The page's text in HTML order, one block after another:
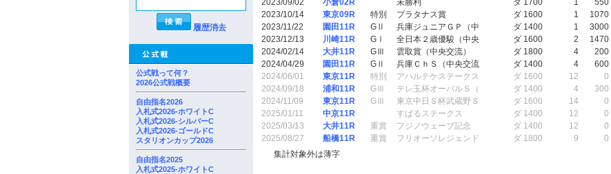
履歴消去
公式戦って何？
2026公式戦概要
自由指名2026
入札式2026-ホワイトC
入札式2026-シルバーC
入札式2026-ゴールドC
スタリオンカップ2026
自由指名2025
入札式2025-ホワイトC
2023/09/02
小倉02R 未勝利 ダ 1700 1 550
2023/10/14
東京09R 特別 プラタナス賞 ダ 1600 1 1070
2023/11/22
園田11R GⅡ 兵庫ジュニアＧＰ（中 ダ 1400 1 3000
2023/12/13
川崎11R GⅠ 全日本２歳優駿（中央 ダ 1600 2 1470
2024/02/14
大井11R GⅢ 雲取賞（中央交流） ダ 1800 4 200
2024/04/29
園田11R GⅡ 兵庫ＣｈＳ（中央交流 ダ 1400 4 600
2024/06/01
東京11R 特別 アハルテケステークス ダ 1600 12 0
2024/09/18
浦和11R GⅢ テレ玉杯オーバルＳ（ ダ 1400 4 300
2024/11/09
東京11R GⅢ 東京中日Ｓ杯武蔵野Ｓ ダ 1600 14 0
2025/01/11
中京11R すばるステークス ダ 1400 12 0
2025/03/13
大井11R 重賞 フジノウェーブ記念 ダ 1400 12 0
2025/08/27
船橋11R 重賞 フリオーソレジェンド ダ 1800 9 0
集計対象外は薄字